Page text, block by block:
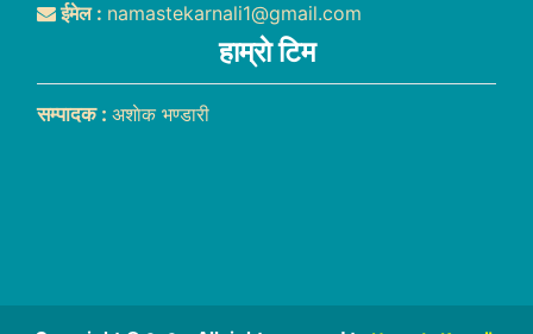
ईमेल : namastekarnali1@gmail.com
हाम्राे टिम
सम्पादक : अशाेक भण्डारी